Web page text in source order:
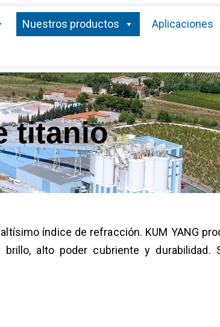
Nuestros productos Aplicaciones
titanio
índice de refracción. KUM YANG
alto poder cubriente y durabilidad.